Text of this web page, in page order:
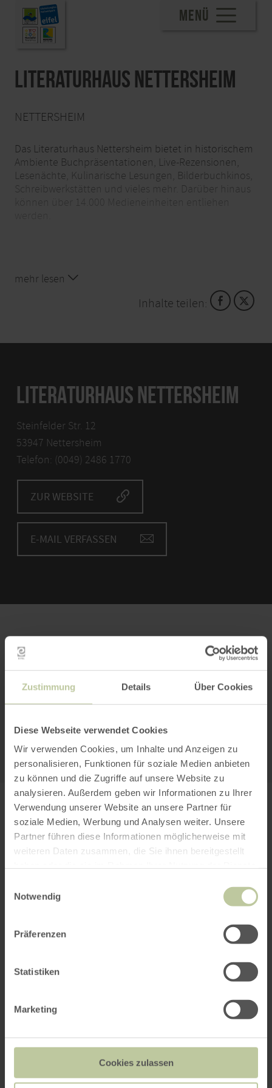
Zustimmung Details Über Cookies
Diese Webseite verwendet Cookies
Wir verwenden Cookies, um Inhalte und Anzeigen zu
personalisieren, Funktionen für soziale Medien anbieten
zu können und die Zugriffe auf unsere Website zu
analysieren. Außerdem geben wir Informationen zu Ihrer
Verwendung unserer Website an unsere Partner für
soziale Medien, Werbung und Analysen weiter. Unsere
Partner führen diese Informationen möglicherweise mit
weiteren Daten zusammen, die Sie ihnen bereitgestellt
Notwendig
Präferenzen
Statistiken
Marketing
Cookies zulassen
MENÜ
Literaturhaus Nettersheim
NETTERSHEIM
Das Literaturhaus Nettersheim bietet in historischem
Ambiente Buchpräsentationen, Live-Rezensionen,
Lesenächte, Kulinarische Lesungen, Bilderbuchkinos,
Schreibwerkstätten und vieles mehr. Darüber hinaus
mehr lesen
Inhalte teilen:
LITERATURHAUS NETTERSHEIM
Steinfelder Str. 12
53947 Nettersheim
Telefon: (0049) 2486 1770
ZUR WEBSITE
E-MAIL VERFASSEN
Bitte akzeptieren Sie den Einsatz aller
Cookies, um den Inhalt dieser Seite
Alle Cookies Freigeben
PLANEN SIE IHRE
ANREISE
per Google Maps
ROUTE PLANEN